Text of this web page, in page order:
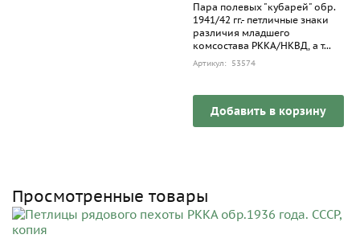
Пара полевых "кубарей" обр.
1941/42 гг.- петличные знаки
различия младшего
комсостава РККА/НКВД, а т...
Артикул: 53574
Добавить в корзину
Просмотренные товары